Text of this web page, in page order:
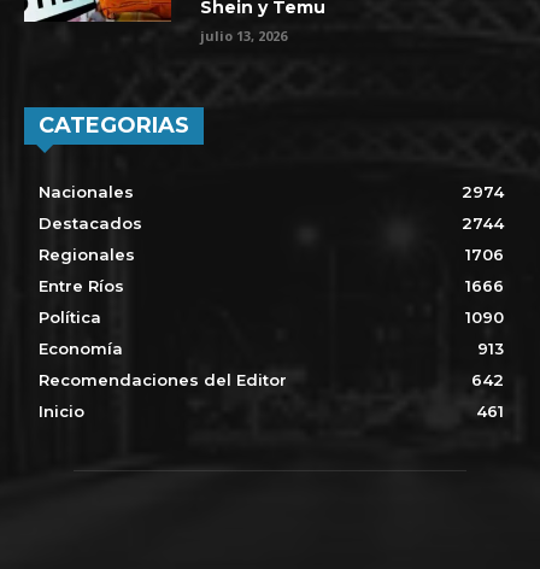
Shein y Temu
julio 13, 2026
CATEGORIAS
Nacionales
2974
Destacados
2744
Regionales
1706
Entre Ríos
1666
Política
1090
Economía
913
Recomendaciones del Editor
642
Inicio
461